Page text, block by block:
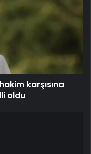
karşısına
oldu